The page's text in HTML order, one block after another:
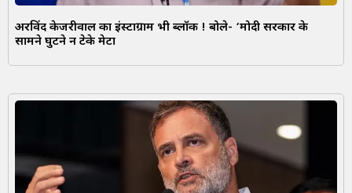
अरविंद केजरीवाल का इंस्टाग्राम भी ब्लॉक ! बोले- ‘मोदी सरकार के
सामने घुटने न टेके मेटा